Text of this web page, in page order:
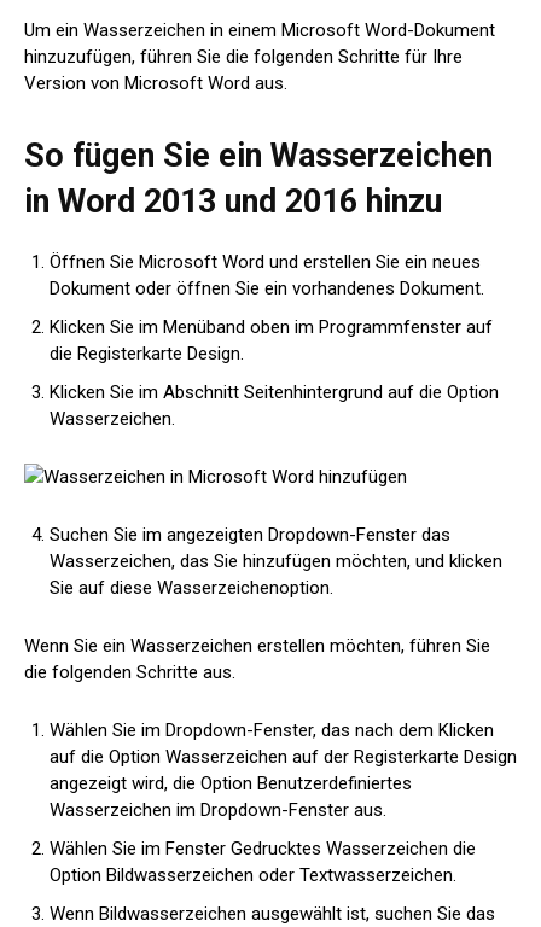
Um ein Wasserzeichen in einem Microsoft Word-Dokument
hinzuzufügen, führen Sie die folgenden Schritte für Ihre
Version von Microsoft Word aus.
So fügen Sie ein Wasserzeichen
in Word 2013 und 2016 hinzu
Öffnen Sie Microsoft Word und erstellen Sie ein neues
Dokument oder öffnen Sie ein vorhandenes Dokument.
Klicken Sie im Menüband oben im Programmfenster auf
die Registerkarte Design.
Klicken Sie im Abschnitt Seitenhintergrund auf die Option
Wasserzeichen.
Suchen Sie im angezeigten Dropdown-Fenster das
Wasserzeichen, das Sie hinzufügen möchten, und klicken
Sie auf diese Wasserzeichenoption.
Wenn Sie ein Wasserzeichen erstellen möchten, führen Sie
die folgenden Schritte aus.
Wählen Sie im Dropdown-Fenster, das nach dem Klicken
auf die Option Wasserzeichen auf der Registerkarte Design
angezeigt wird, die Option Benutzerdefiniertes
Wasserzeichen im Dropdown-Fenster aus.
Wählen Sie im Fenster Gedrucktes Wasserzeichen die
Option Bildwasserzeichen oder Textwasserzeichen.
Wenn Bildwasserzeichen ausgewählt ist, suchen Sie das